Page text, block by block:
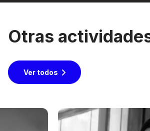
Otras
Ver todos